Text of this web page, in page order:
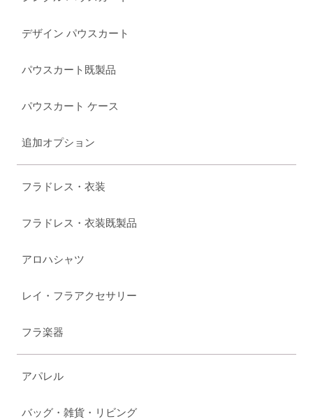
デザイン パウスカート
パウスカート既製品
パウスカート ケース
追加オプション
フラドレス・衣装
フラドレス・衣装既製品
アロハシャツ
レイ・フラアクセサリー
フラ楽器
アパレル
バッグ・雑貨・リビング